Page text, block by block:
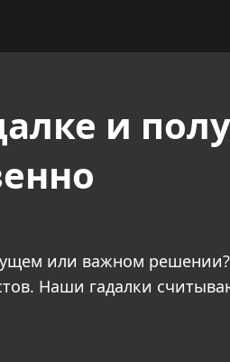
и
или важном решении?
Наши гадалки